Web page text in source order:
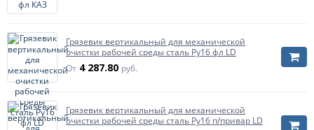
Грязевик вертикальный для механической
очистки рабочей среды сталь Ру16 фл LD
От 4 287.80 руб.
Грязевик вертикальный для механической
очистки рабочей среды сталь Ру16 п/привар LD